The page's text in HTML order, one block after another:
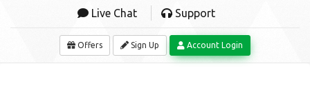
Live Chat Support
Offers Sign Up Account Login